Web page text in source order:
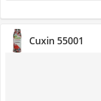
Cuxin 55001